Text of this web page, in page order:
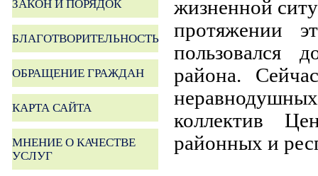
ЗАКОН И ПОРЯДОК
БЛАГОТВОРИТЕЛЬНОСТЬ
ОБРАЩЕНИЕ ГРАЖДАН
КАРТА САЙТА
МНЕНИЕ О КАЧЕСТВЕ
УСЛУГ
жизненной
протяжении
пользовался
района.
коллектив
районных и